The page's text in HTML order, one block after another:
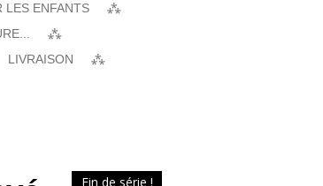
LES ENFANTS
LIVRAISON
Fin de série !